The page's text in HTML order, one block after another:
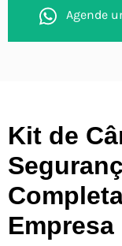
Agende
Kit de
Empresa